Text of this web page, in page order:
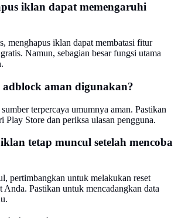
iklan dapat memengaruhi
menghapus iklan dapat membatasi fitur
Namun, sebagian besar fungsi utama
aman digunakan?
terpercaya umumnya aman. Pastikan
Play Store dan periksa ulasan pengguna.
tetap muncul setelah mencoba
pertimbangkan untuk melakukan reset
Anda. Pastikan untuk mencadangkan data